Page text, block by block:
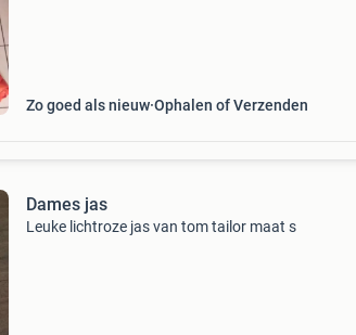
Zo goed als nieuw Ophalen of Verzenden
Dames jas
Leuke lichtroze jas van tom tailor maat s